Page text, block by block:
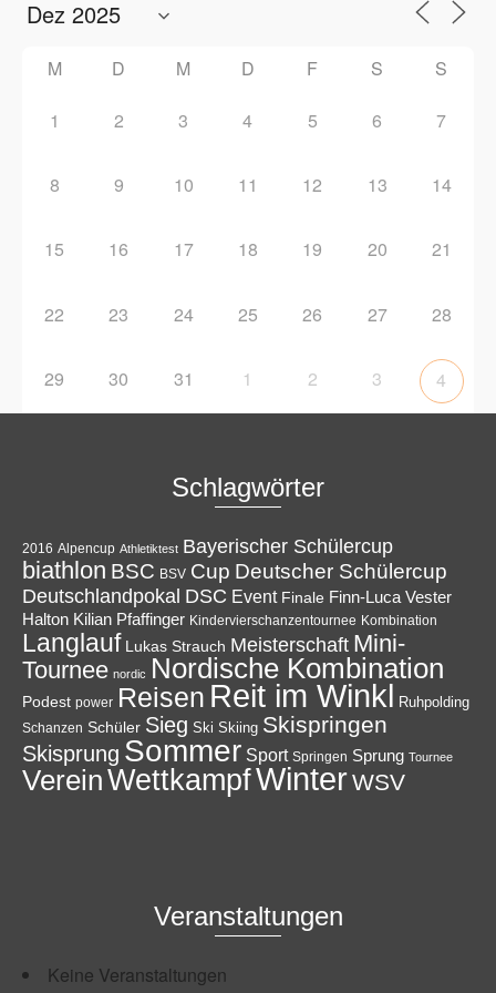
M D M D F S S
1 2 3 4 5 6 7
8 9 10 11 12 13 14
15 16 17 18 19 20 21
22 23 24 25 26 27 28
29 30 31 1 2 3 4
Schlagwörter
2016 Alpencup Athletiktest Bayerischer Schülercup
biathlon BSC BSV Cup Deutscher Schülercup
Deutschlandpokal DSC Event Finale Finn-Luca Vester
Halton Kilian Pfaffinger Kindervierschanzentournee Kombination
Langlauf Lukas Strauch Meisterschaft Mini-
Tournee nordic Nordische Kombination
Podest power Reisen Reit im Winkl Ruhpolding
Schanzen Schüler Sieg Ski Skiing Skispringen
Skisprung Sommer Sport Springen Sprung Tournee
VereinWettkampfWinterWSV
Veranstaltungen
Keine Veranstaltungen